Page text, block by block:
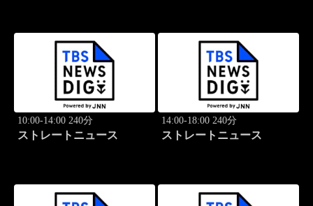
10:00-14:00 240分
ストレートニュース
14:00-18:00 240分
ストレートニュース